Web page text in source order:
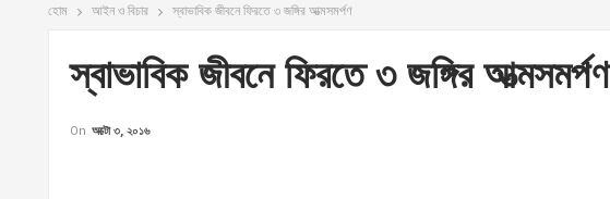
হোম আইন ও বিচার স্বাভাবিক জীবনে ফিরতে ৩ জঙ্গির আত্মসমর্পণ
স্বাভাবিক জীবনে ফিরতে ৩ জঙ্গির আত্মসমর্পণ
On অক্টো ৩, ২০১৬